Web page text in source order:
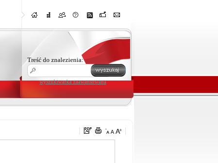
Treść do znalezienia:
wyszukiwarka zaawansowana